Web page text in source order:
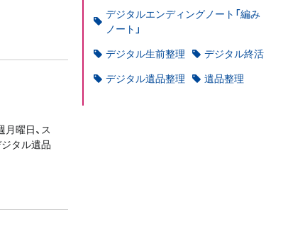
曜日、ス
タル遺品
デジタルエンディングノート「編み
ノート」
デジタル生前整理
デジタル終活
デジタル遺品整理
遺品整理